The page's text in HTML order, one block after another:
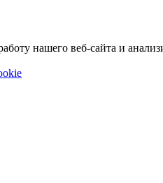
нашего веб-сайта и